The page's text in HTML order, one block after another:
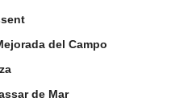
del Campo
de Mar